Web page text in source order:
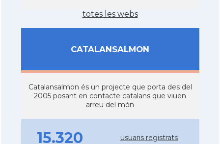
totes les webs
CATALANSALMON
Catalansalmon és un projecte que porta des del
2005 posant en contacte catalans que viuen
arreu del món
15.320 usuaris registrats